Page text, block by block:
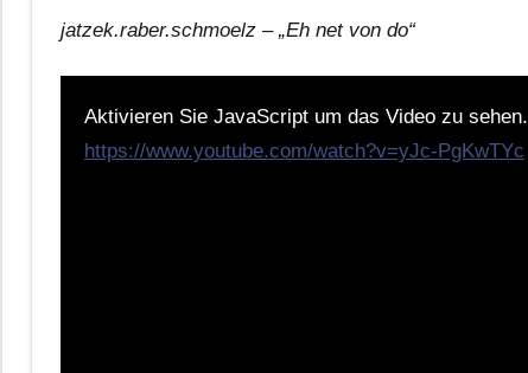
jatzek.raber.schmoelz – „Eh net von do“
Aktivieren Sie JavaScript um das Video zu sehen.
https://www.youtube.com/watch?v=yJc-PgKwTYc